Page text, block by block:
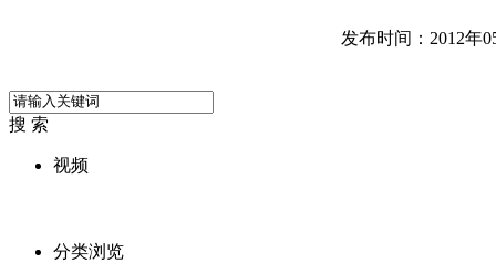
发布时间：2012年
搜 索
视频
分类浏览